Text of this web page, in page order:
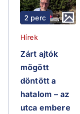
2 perc
Hírek
Zárt ajtók
mögött
döntött a
hatalom – az
utca embere